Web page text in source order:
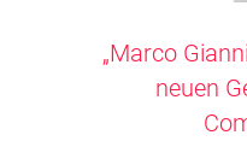
„Marco
neuen